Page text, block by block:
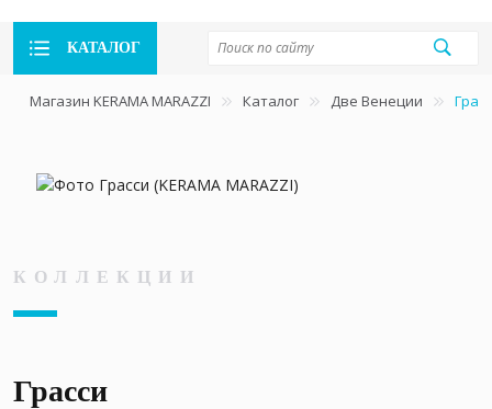
КАТАЛОГ
Магазин KERAMA MARAZZI Каталог Две Венеции
КОЛЛЕКЦИИ
Грасси